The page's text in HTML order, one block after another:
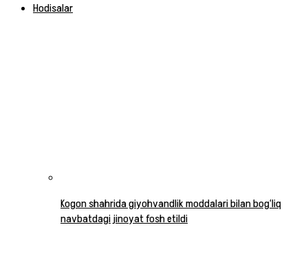
Hodisalar
Kogon shahrida giyohvandlik moddalari bilan bog‘liq
navbatdagi jinoyat fosh etildi